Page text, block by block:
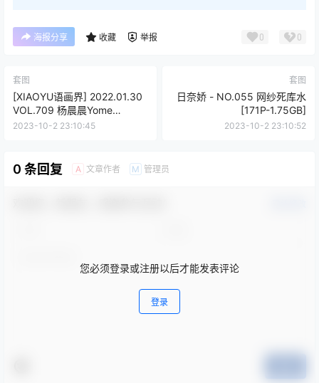
海报分享 收藏 举报 0 0
套图
[XIAOYU语画界] 2022.01.30
VOL.709 杨晨晨Yome
[60+1P]
2023-10-2 23:10:45
套图
日奈娇 - NO.055 网纱死库水
[171P-1.75GB]
2023-10-2 23:10:52
0 条回复 A 文章作者 M 管理员
您必须登录或注册以后才能发表评论
登录